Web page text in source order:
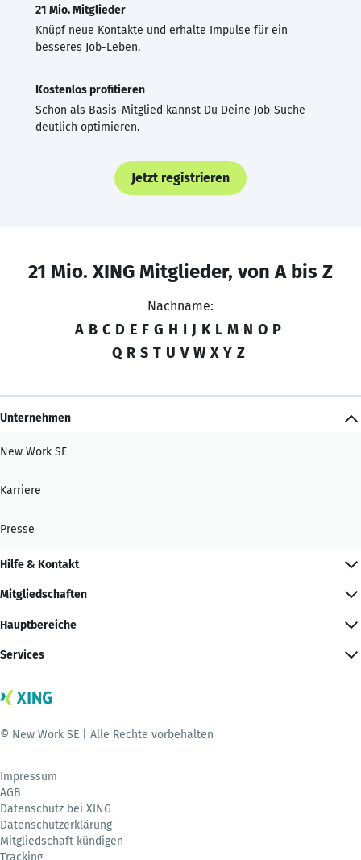
21 Mio. Mitglieder
Knüpf neue Kontakte und erhalte Impulse für ein
besseres Job-Leben.
Kostenlos profitieren
Schon als Basis-Mitglied kannst Du Deine Job-Suche
deutlich optimieren.
Jetzt registrieren
21 Mio. XING Mitglieder, von A bis Z
Nachname:
A B C D E F G H I J K L M N O P
Q R S T U V W X Y Z
Unternehmen
New Work SE
Karriere
Presse
Hilfe & Kontakt
Mitgliedschaften
Hauptbereiche
Services
© New Work SE | Alle Rechte vorbehalten
Impressum
AGB
Datenschutz bei XING
Datenschutzerklärung
Mitgliedschaft kündigen
Tracking